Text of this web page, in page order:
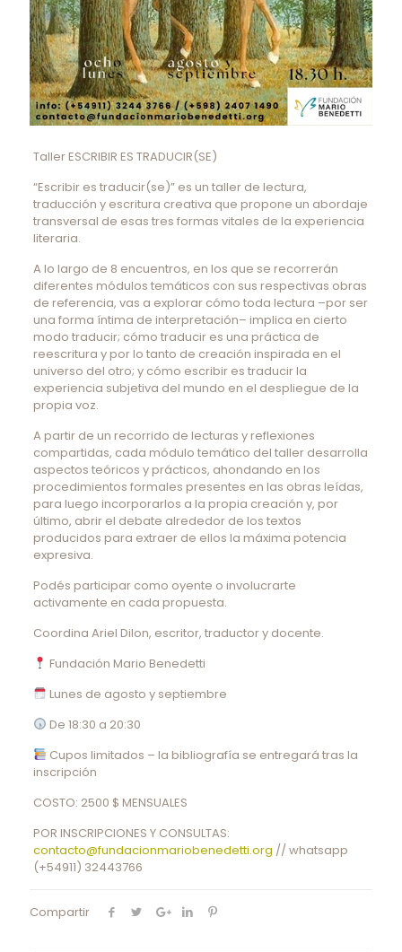
Taller ESCRIBIR ES TRADUCIR(SE)
“Escribir es traducir(se)” es un taller de lectura,
traducción y escritura creativa que propone un abordaje
transversal de esas tres formas vitales de la experiencia
literaria.
A lo largo de 8 encuentros, en los que se recorrerán
diferentes módulos temáticos con sus respectivas obras
de referencia, vas a explorar cómo toda lectura –por ser
una forma íntima de interpretación– implica en cierto
modo traducir; cómo traducir es una práctica de
reescritura y por lo tanto de creación inspirada en el
universo del otro; y cómo escribir es traducir la
experiencia subjetiva del mundo en el despliegue de la
propia voz.
A partir de un recorrido de lecturas y reflexiones
compartidas, cada módulo temático del taller desarrolla
aspectos teóricos y prácticos, ahondando en los
procedimientos formales presentes en las obras leídas,
para luego incorporarlos a la propia creación y, por
último, abrir el debate alrededor de los textos
producidos para extraer de ellos la máxima potencia
expresiva.
Podés participar como oyente o involucrarte
activamente en cada propuesta.
Coordina Ariel Dilon, escritor, traductor y docente.
Fundación Mario Benedetti
Lunes de agosto y septiembre
De 18:30 a 20:30
Cupos limitados – la bibliografía se entregará tras la
inscripción
COSTO: 2500 $ MENSUALES
POR INSCRIPCIONES Y CONSULTAS:
contacto@fundacionmariobenedetti.org // whatsapp
(+54911) 32443766
Compartir